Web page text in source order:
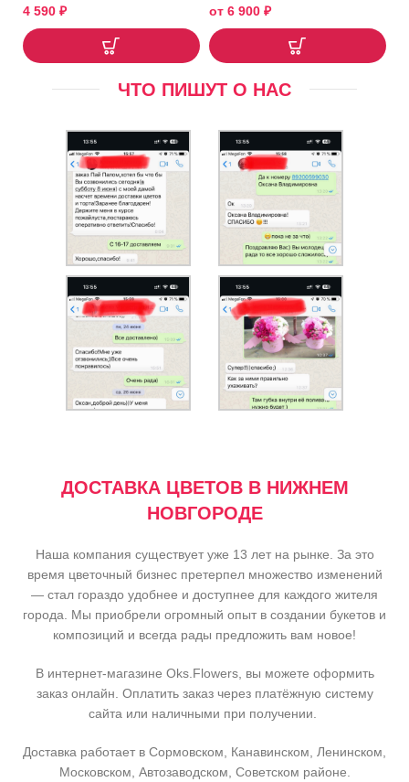
4 590 ₽ от 6 900 ₽
ЧТО ПИШУТ О НАС
ДОСТАВКА ЦВЕТОВ В НИЖНЕМ
НОВГОРОДЕ
Наша компания существует уже 13 лет на рынке. За это
время цветочный бизнес претерпел множество изменений
— стал гораздо удобнее и доступнее для каждого жителя
города. Мы приобрели огромный опыт в создании букетов и
композиций и всегда рады предложить вам новое!
В интернет-магазине Oks.Flowers, вы можете оформить
заказ онлайн. Оплатить заказ через платёжную систему
сайта или наличными при получении.
Доставка работает в Сормовском, Канавинском, Ленинском,
Московском, Автозаводском, Советском районе.